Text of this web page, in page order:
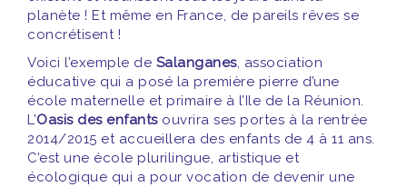
planète ! Et même en France, de pareils rêves se
concrétisent !
Voici l’exemple de Salanganes, association
éducative qui a posé la première pierre d’une
école maternelle et primaire à l’Ile de la Réunion.
L’Oasis des enfantsouvrira ses portes à la rentrée
2014/2015 et accueillera des enfants de 4 à 11 ans.
C’est une école plurilingue, artistique et
écologique qui a pour vocation de devenir une